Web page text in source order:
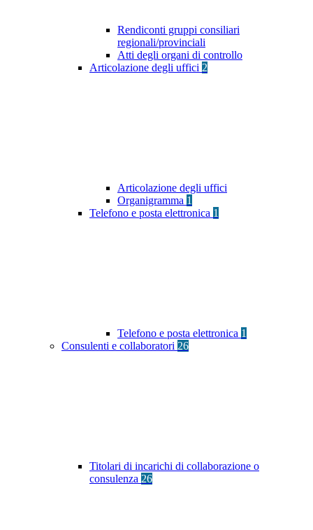
Rendiconti gruppi consiliari
regionali/provinciali
Atti degli organi di controllo
Articolazione degli uffici 2
Articolazione degli uffici
Organigramma 1
Telefono e posta elettronica 1
Telefono e posta elettronica 1
Consulenti e collaboratori 26
Titolari di incarichi di collaborazione o
consulenza 26